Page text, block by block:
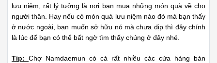
lưu niệm, rất lý tưởng là nơi bạn mua những món quà về cho
người thân. Hay nếu có món quà lưu niệm nào đó mà bạn thấy
ở nước ngoài, bạn muốn sở hữu nó mà chưa dịp thì đây chính
là lúc để bạn có thể bất ngờ tìm thấy chúng ở đây nhé.
Tip: Chợ Namdaemun có cả rất nhiều các cửa hàng bán